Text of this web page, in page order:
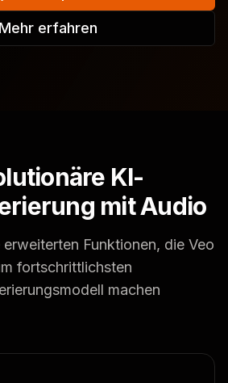
Mehr erfahren
KI-
mit Audio
Funktionen, die Veo
fortschrittlichsten
machen